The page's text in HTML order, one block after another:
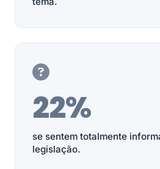
22%
se sentem totalmente
legislação.